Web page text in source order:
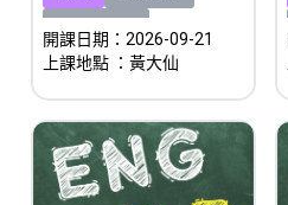
#即將開課
開課日期：2026-09-21
上課地點 ：黃大仙